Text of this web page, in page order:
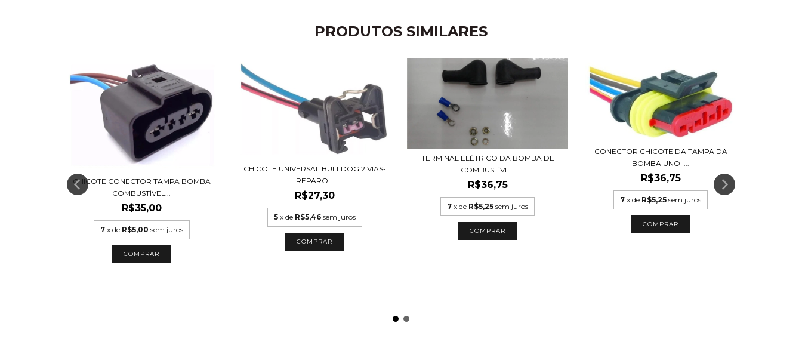
PRODUTOS SIMILARES
CHICOTE CONECTOR TAMPA BOMBA
COMBUSTÍVEL...
R$35,00
7 x de R$5,00 sem juros
CHICOTE UNIVERSAL BULLDOG 2 VIAS-
REPARO...
R$27,30
5 x de R$5,46 sem juros
TERMINAL ELÉTRICO DA BOMBA DE
COMBUSTÍVE...
R$36,75
7 x de R$5,25 sem juros
CONECTOR CHICOTE DA TAMPA DA
BOMBA UNO I...
R$36,75
7 x de R$5,25 sem juros